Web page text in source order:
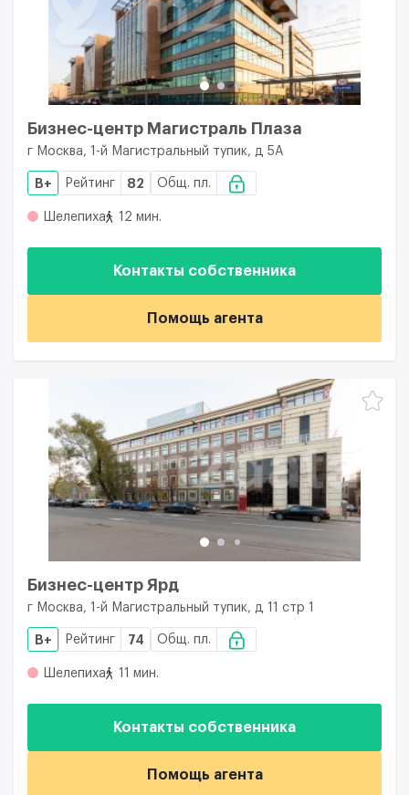
Бизнес-центр Магистраль Плаза
г Москва, 1-й Магистральный тупик, д 5А
B+ Рейтинг 82 Общ. пл.
Шелепиха 12 мин.
Контакты собственника
Помощь агента
Бизнес-центр Ярд
г Москва, 1-й Магистральный тупик, д 11 стр 1
B+ Рейтинг 74 Общ. пл.
Шелепиха 11 мин.
Контакты собственника
Помощь агента